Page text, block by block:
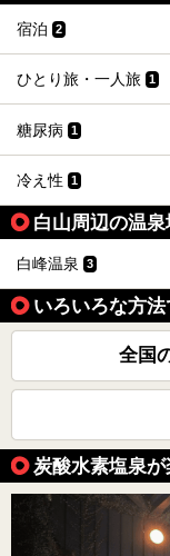
宿泊 2
ひとり旅・一人旅 1
糖尿病 1
冷え性 1
白山周辺の温
白峰温泉 3
いろいろな方
全国
炭酸水素塩泉